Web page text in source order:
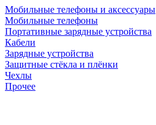
Мобильные телефоны и аксессуары
Мобильные телефоны
Портативные зарядные устройства
Кабели
Зарядные устройства
Защитные стёкла и плёнки
Чехлы
Прочее